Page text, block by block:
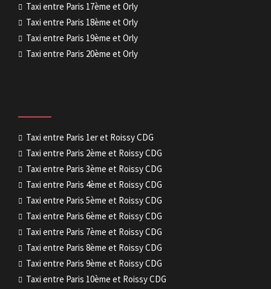
Taxi entre Paris 17ème et Orly
Taxi entre Paris 18ème et Orly
Taxi entre Paris 19ème et Orly
Taxi entre Paris 20ème et Orly
Taxi entre Paris 1er et Roissy CDG
Taxi entre Paris 2ème et Roissy CDG
Taxi entre Paris 3ème et Roissy CDG
Taxi entre Paris 4ème et Roissy CDG
Taxi entre Paris 5ème et Roissy CDG
Taxi entre Paris 6ème et Roissy CDG
Taxi entre Paris 7ème et Roissy CDG
Taxi entre Paris 8ème et Roissy CDG
Taxi entre Paris 9ème et Roissy CDG
Taxi entre Paris 10ème et Roissy CDG